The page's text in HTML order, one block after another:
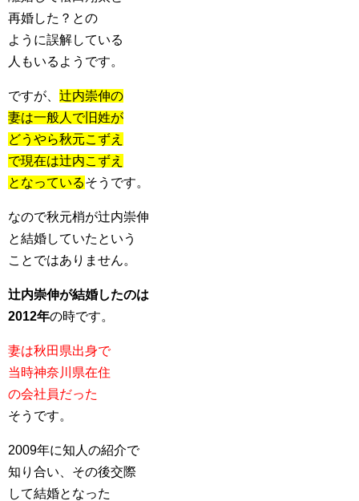
再婚した？との
ように誤解している
人もいるようです。
ですが、 辻内崇伸の
妻は一般人で旧姓が
どうやら秋元こずえ
で現在は辻内こずえ
となっているそうです。
なので秋元梢が辻内崇伸
と結婚していたという
ことではありません。
辻内崇伸が結婚したのは
2012年の時です。
妻は秋田県出身で
当時神奈川県在住
の会社員だった
そうです。
2009年に知人の紹介で
知り合い、その後交際
して結婚となった